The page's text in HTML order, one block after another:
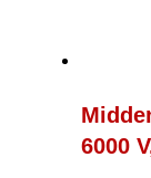
6000